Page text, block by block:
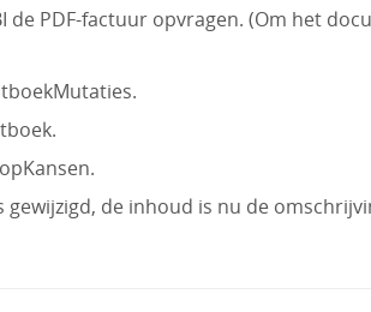
PDF-factuur opvragen. (Om het
de inhoud is nu de